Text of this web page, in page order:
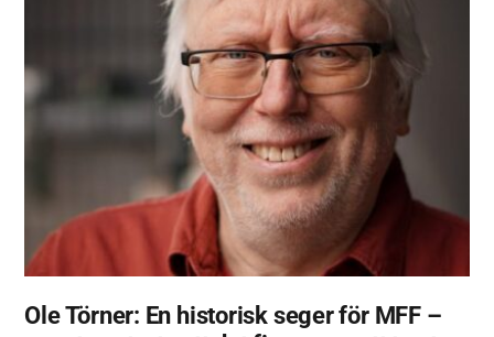
Ole Törner: En historisk seger för MFF –